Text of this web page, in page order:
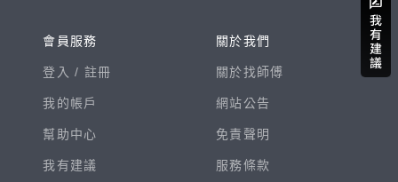
會員服務
登入 / 註冊
我的帳戶
幫助中心
我有建議
關於我們
關於找師傅
網站公告
免責聲明
服務條款